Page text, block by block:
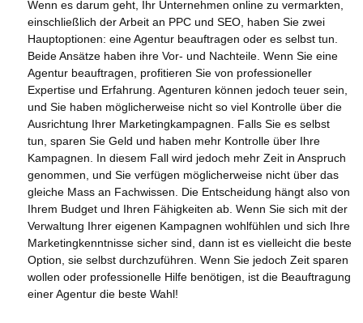
Wenn es darum geht, Ihr Unternehmen online zu vermarkten,
einschließlich der Arbeit an PPC und SEO, haben Sie zwei
Hauptoptionen: eine Agentur beauftragen oder es selbst tun.
Beide Ansätze haben ihre Vor- und Nachteile. Wenn Sie eine
Agentur beauftragen, profitieren Sie von professioneller
Expertise und Erfahrung. Agenturen können jedoch teuer sein,
und Sie haben möglicherweise nicht so viel Kontrolle über die
Ausrichtung Ihrer Marketingkampagnen. Falls Sie es selbst
tun, sparen Sie Geld und haben mehr Kontrolle über Ihre
Kampagnen. In diesem Fall wird jedoch mehr Zeit in Anspruch
genommen, und Sie verfügen möglicherweise nicht über das
gleiche Mass an Fachwissen. Die Entscheidung hängt also von
Ihrem Budget und Ihren Fähigkeiten ab. Wenn Sie sich mit der
Verwaltung Ihrer eigenen Kampagnen wohlfühlen und sich Ihre
Marketingkenntnisse sicher sind, dann ist es vielleicht die beste
Option, sie selbst durchzuführen. Wenn Sie jedoch Zeit sparen
wollen oder professionelle Hilfe benötigen, ist die Beauftragung
einer Agentur die beste Wahl!